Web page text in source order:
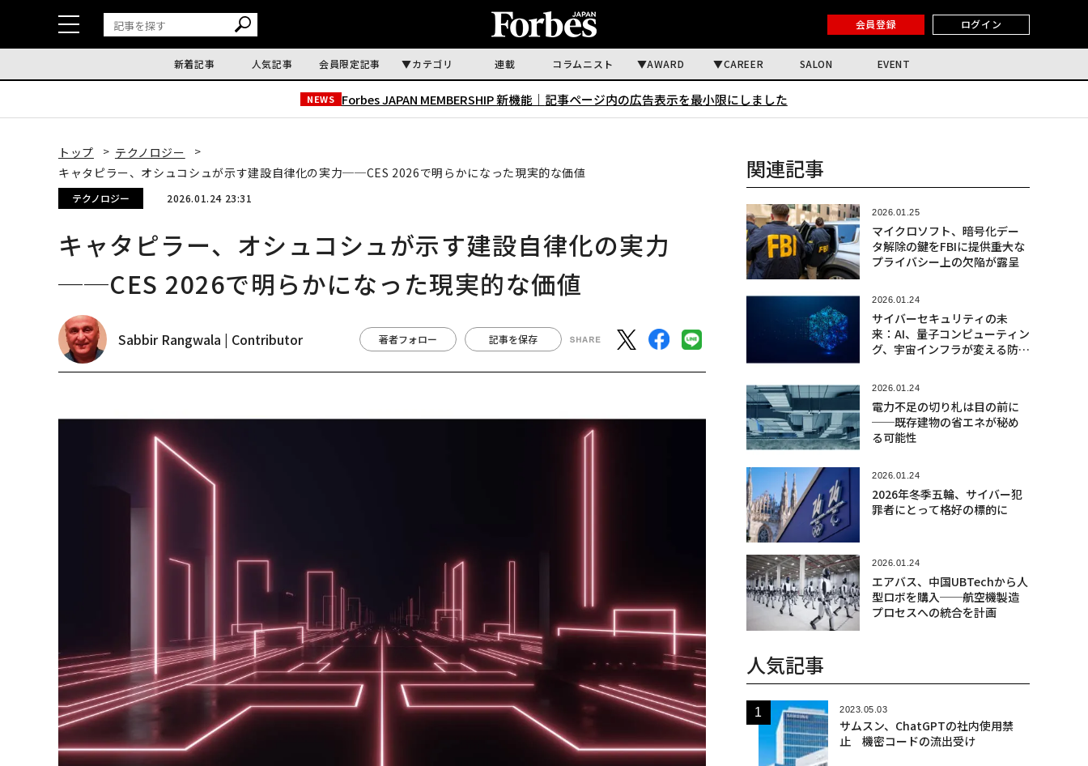
会員登録 ログイン
新着記事 人気記事 会員限定記事 カテゴリ 連載 コラムニスト AWARD CAREER SALON EVENT
NEWS Forbes JAPAN MEMBERSHIP 新機能｜ 記事ページ内の広告表示を最小限にしました
トップ
テクノロジー
キャタピラー、オシュコシュが示す建設自律化の実力──CES 2026で明らかになった現実的な価値
テクノロジー 2026.01.24 23:31
キャタピラー、オシュコシュが示す建設自律化の実力
──CES 2026で明らかになった現実的な価値
Sabbir Rangwala | Contributor 著者フォロー 記事を保存
関連記事
2026.01.25
マイクロソフト、暗号化デー
タ解除の鍵をFBIに提供――重大な
プライバシー上の欠陥が露呈
2026.01.24
サイバーセキュリティの未
来：AI、量子コンピューティン
グ、宇宙インフラが変える防衛
2026.01.24
電力不足の切り札は目の前に
──既存建物の省エネが秘め
る可能性
2026.01.24
2026年冬季五輪、サイバー犯
罪者にとって格好の標的に
2026.01.24
エアバス、中国UBTechから人
型ロボを購入──航空機製造
プロセスへの統合を計画
人気記事
2023.05.03
サムスン、ChatGPTの社内使用禁
止 機密コードの流出受け